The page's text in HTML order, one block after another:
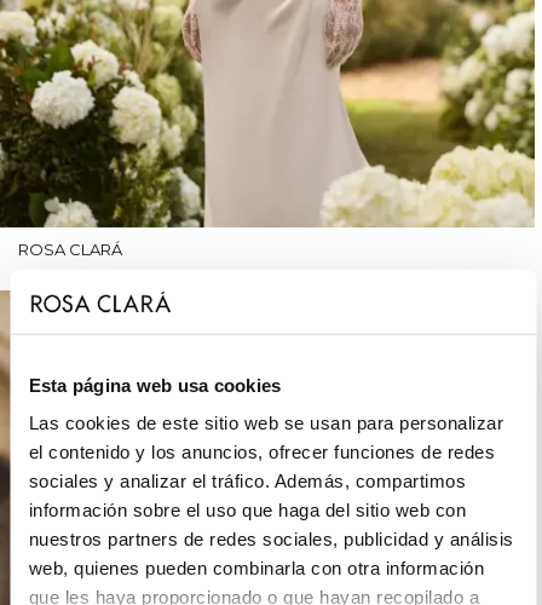
Esta página web usa cookies
Las cookies de este sitio web se usan para personalizar
el contenido y los anuncios, ofrecer funciones de redes
sociales y analizar el tráfico. Además, compartimos
información sobre el uso que haga del sitio web con
nuestros partners de redes sociales, publicidad y análisis
web, quienes pueden combinarla con otra información
que les haya proporcionado o que hayan recopilado a
ROSA CLARÁ